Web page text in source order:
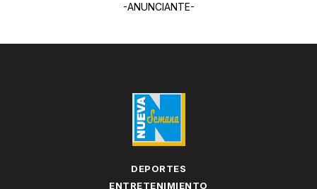
-ANUNCIANTE-
DEPORTES
ENTRETENIMIENTO